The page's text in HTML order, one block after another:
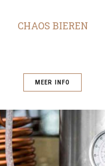
CHAOS BIEREN
MEER INFO